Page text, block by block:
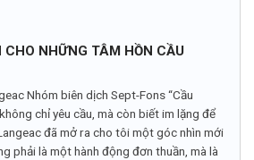
CHO NHỮNG TÂM HỒN CẦU
Nhóm biên dịch Sept-Fons “Cầu
chỉ yêu cầu, mà còn biết im lặng để
đã mở ra cho tôi một góc nhìn mới
phải là một hành động đơn thuần, mà là